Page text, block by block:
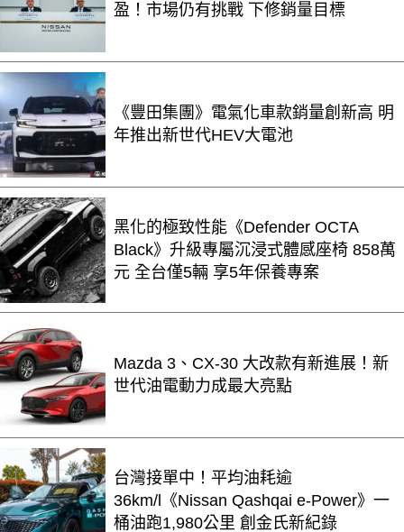
盈！市場仍有挑戰 下修銷量目標
《豐田集團》電氣化車款銷量創新高 明
年推出新世代HEV大電池
黑化的極致性能《Defender OCTA
Black》升級專屬沉浸式體感座椅 858萬
元 全台僅5輛 享5年保養專案
Mazda 3、CX-30 大改款有新進展！新
世代油電動力成最大亮點
台灣接單中！平均油耗逾
36km/l《Nissan Qashqai e-Power》一
桶油跑1,980公里 創金氏新紀錄